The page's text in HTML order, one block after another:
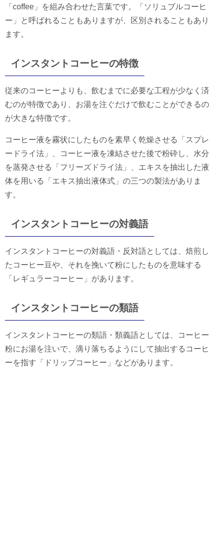
「coffee」を組み合わせた言葉です。「ソリュブルコーヒ
ー」と呼ばれることもありますが、区別されることもあり
ます。
インスタントコーヒーの特徴
従来のコーヒーよりも、飲むまでに必要な工程が少なく済
むのが特徴であり、お湯を注ぐだけで飲むことができるの
が大きな特徴です。
コーヒー液を霧状にしたものを素早く乾燥させる「スプレ
ードライ法」、コーヒー液を凍結させた後で粉砕し、水分
を蒸発させる「フリーズドライ法」、エキスを抽出した液
体を用いる「エキス抽出液体式」の三つの製法がありま
す。
インスタントコーヒーの対義語
インスタントコーヒーの対義語・反対語としては、焙煎し
たコーヒー豆や、それを挽いて粉にしたものを意味する
「レギュラーコーヒー」があります。
インスタントコーヒーの類語
インスタントコーヒーの類語・類義語としては、コーヒー
粉にお湯を注いで、滴り落ちるようにして抽出するコーヒ
ーを指す「ドリップコーヒー」などがあります。